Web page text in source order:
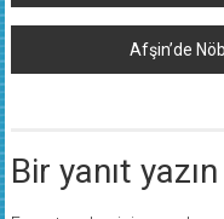
dolaşımı
Afşin’de
Bir yanıt yazın